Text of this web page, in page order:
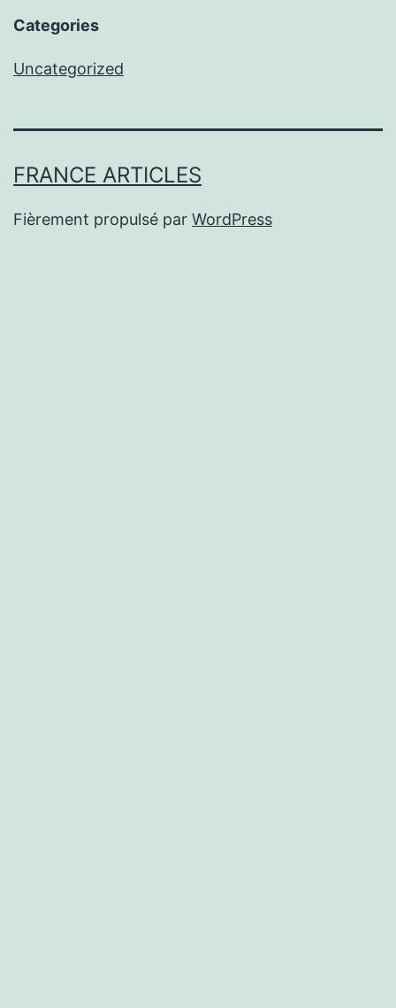
Categories
Uncategorized
FRANCE ARTICLES
Fièrement propulsé par WordPress